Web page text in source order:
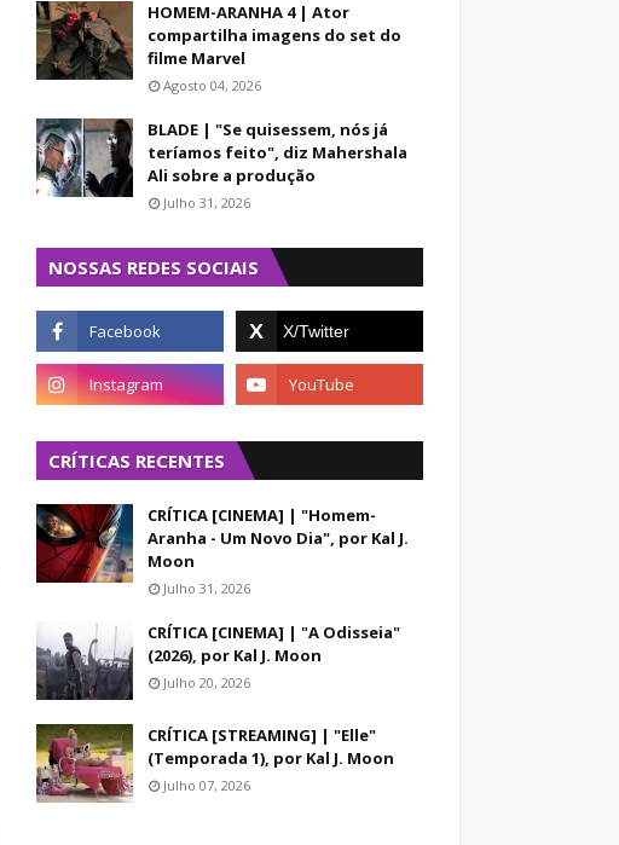
HOMEM-ARANHA 4 | Ator
compartilha imagens do set do
filme Marvel
Agosto 04, 2026
BLADE | "Se quisessem, nós já
teríamos feito", diz Mahershala
Ali sobre a produção
Julho 31, 2026
NOSSAS REDES SOCIAIS
CRÍTICAS RECENTES
CRÍTICA [CINEMA] | "Homem-
Aranha - Um Novo Dia", por Kal J.
Moon
Julho 31, 2026
CRÍTICA [CINEMA] | "A Odisseia"
(2026), por Kal J. Moon
Julho 20, 2026
CRÍTICA [STREAMING] | "Elle"
(Temporada 1), por Kal J. Moon
Julho 07, 2026